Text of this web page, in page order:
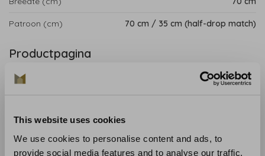
This website uses cookies
We use cookies to personalise content and ads, to
provide social media features and to analyse our traffic.
Patroon (cm) 70 cm / 35 cm (half-drop match)
Productpagina
Paros is een behang met een echte linnen look, compleet
met een wervelend patroon vol vogels, planten, vazen en
collectie heeft een verweving die gelijkend is aan de
rustieke stof, met een fraai opstaand die textuur
toevoegt aan jouw muur. Een natuurlijk behang dat